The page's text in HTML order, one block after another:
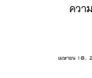
ควา
เมษายน 18,